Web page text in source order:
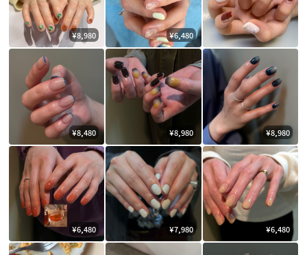
¥8,980 ¥6,480
¥8,480 ¥8,980 ¥8,980
¥6,480 ¥7,980 ¥6,480